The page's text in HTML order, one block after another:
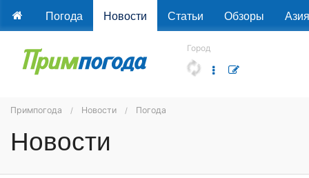
Погода Новости Статьи Обзоры Азия
Город
Примпогода Новости Погода
Новости